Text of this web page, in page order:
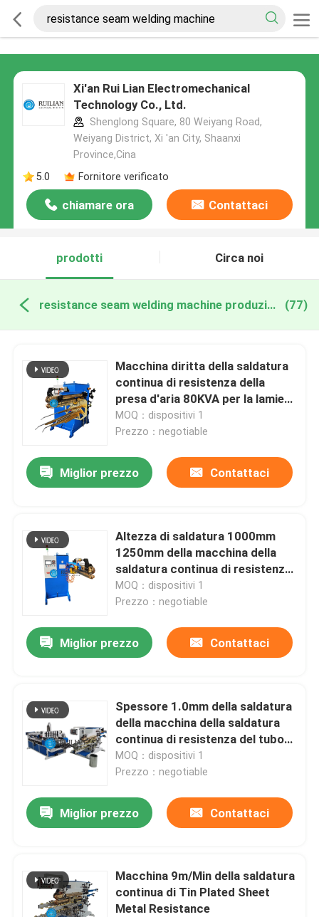
Xi'an Rui Lian Electromechanical
Technology Co., Ltd.
Shenglong Square, 80 Weiyang Road,
Weiyang District, Xi 'an City, Shaanxi
Province,Cina
5.0
Fornitore verificato
chiamare ora Contattaci
prodotti Circa noi
resistance seam welding machine produzione online (77)
Macchina diritta della saldatura
continua di resistenza della
presa d'aria 80KVA per la lamiera
sottile
MOQ：dispositivi 1
Prezzo：negotiable
Miglior prezzo Contattaci
Altezza di saldatura 1000mm
1250mm della macchina della
saldatura continua di resistenza
50KVA
MOQ：dispositivi 1
Prezzo：negotiable
Miglior prezzo Contattaci
Spessore 1.0mm della saldatura
della macchina della saldatura
continua di resistenza del tubo
di ventilazione
MOQ：dispositivi 1
Prezzo：negotiable
Miglior prezzo Contattaci
Macchina 9m/Min della saldatura
continua di Tin Plated Sheet
Metal Resistance